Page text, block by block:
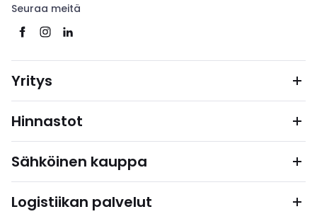
Seuraa meitä
Yritys
Hinnastot
Sähköinen kauppa
Logistiikan palvelut